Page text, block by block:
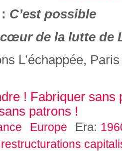
C’est possible
de la lutte de
L’échappée,
! Fabriquer sans
patrons !
Europe Era: